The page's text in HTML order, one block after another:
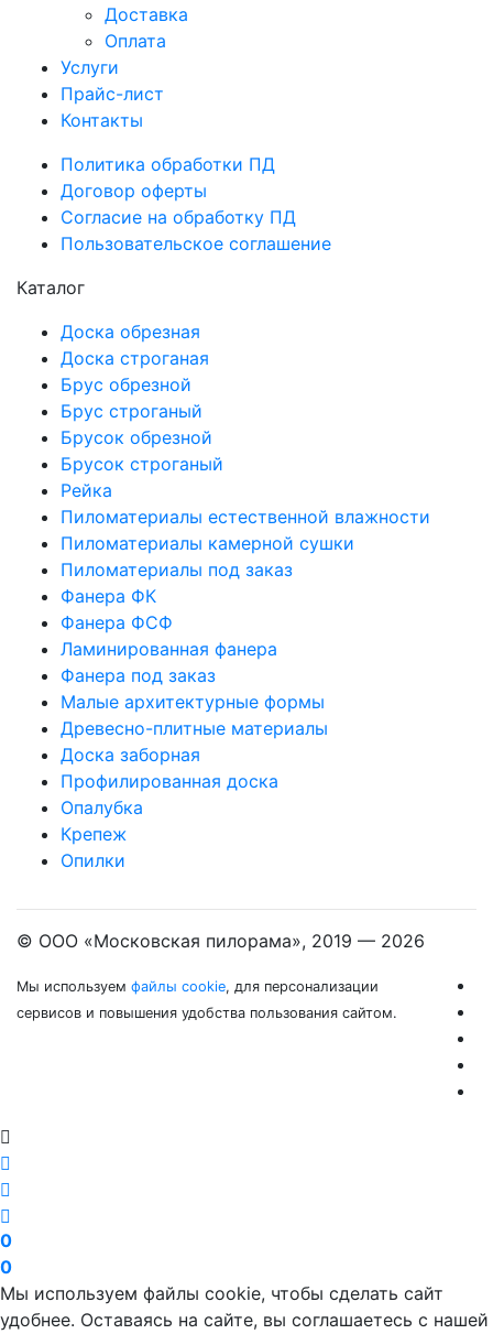
Доставка
Оплата
Услуги
Прайс-лист
Контакты
Политика обработки ПД
Договор оферты
Согласие на обработку ПД
Пользовательское соглашение
Каталог
Доска обрезная
Доска строганая
Брус обрезной
Брус строганый
Брусок обрезной
Брусок строганый
Рейка
Пиломатериалы естественной влажности
Пиломатериалы камерной сушки
Пиломатериалы под заказ
Фанера ФК
Фанера ФСФ
Ламинированная фанера
Фанера под заказ
Малые архитектурные формы
Древесно-плитные материалы
Доска заборная
Профилированная доска
Опалубка
Крепеж
Опилки
© ООО «Московская пилорама», 2019 — 2026
Мы используем файлы cookie, для персонализации
сервисов и повышения удобства пользования сайтом.
0
0
Мы используем файлы cookie, чтобы сделать сайт
удобнее. Оставаясь на сайте, вы соглашаетесь с нашей